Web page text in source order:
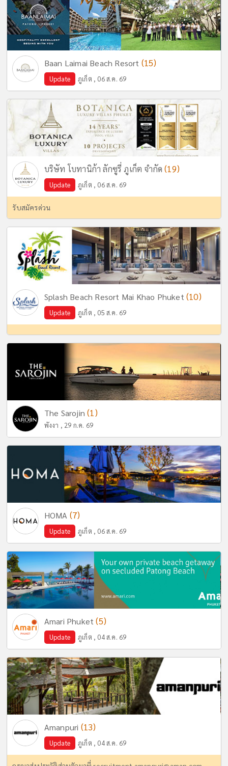
Baan Laimai Beach Resort (15)
Update ภูเก็ต , 06 ส.ค. 69
บริษัท โบทานิก้า ลักซูรี่ ภูเก็ต จำกัด(19)
Update ภูเก็ต , 06 ส.ค. 69
รับสมัครด่วน
Splash Beach Resort Mai Khao Phuket (10)
Update ภูเก็ต , 05 ส.ค. 69
The Sarojin(1)
พังงา , 29 ก.ค. 69
HOMA (7)
Update ภูเก็ต , 06 ส.ค. 69
Amari Phuket(5)
Update ภูเก็ต , 04 ส.ค. 69
Amanpuri (13)
Update ภูเก็ต , 04 ส.ค. 69